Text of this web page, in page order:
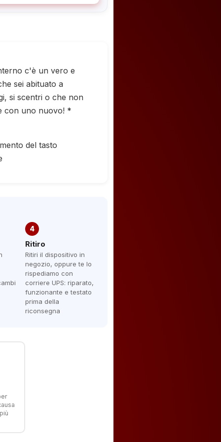
c'è un vero e
sei abituato a
si scentri o che non
con uno nuovo! *
del tasto
4
Ritiro
Ritiri il dispositivo in
negozio, oppure te lo
rispediamo con
corriere UPS: riparato,
funzionante e testato
prima della
riconsegna